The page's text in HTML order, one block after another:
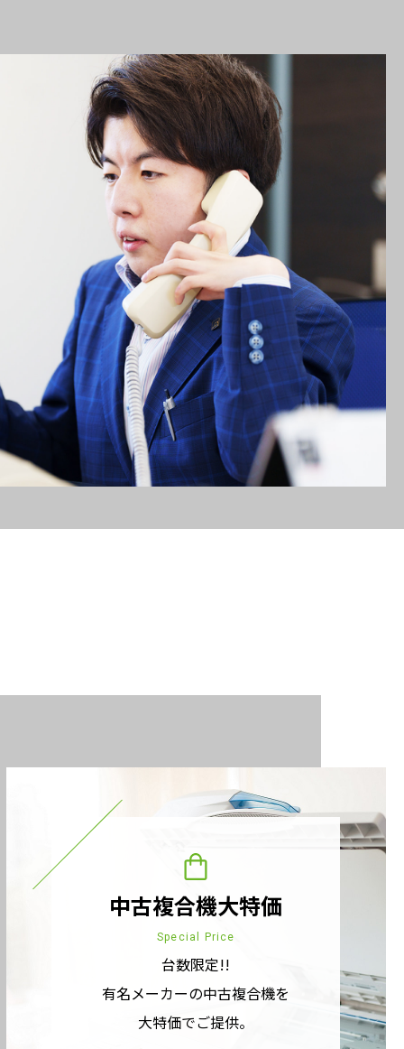
中古複合機大特価
Special Price
台数限定!!
有名メーカーの中古複合機を
大特価でご提供。